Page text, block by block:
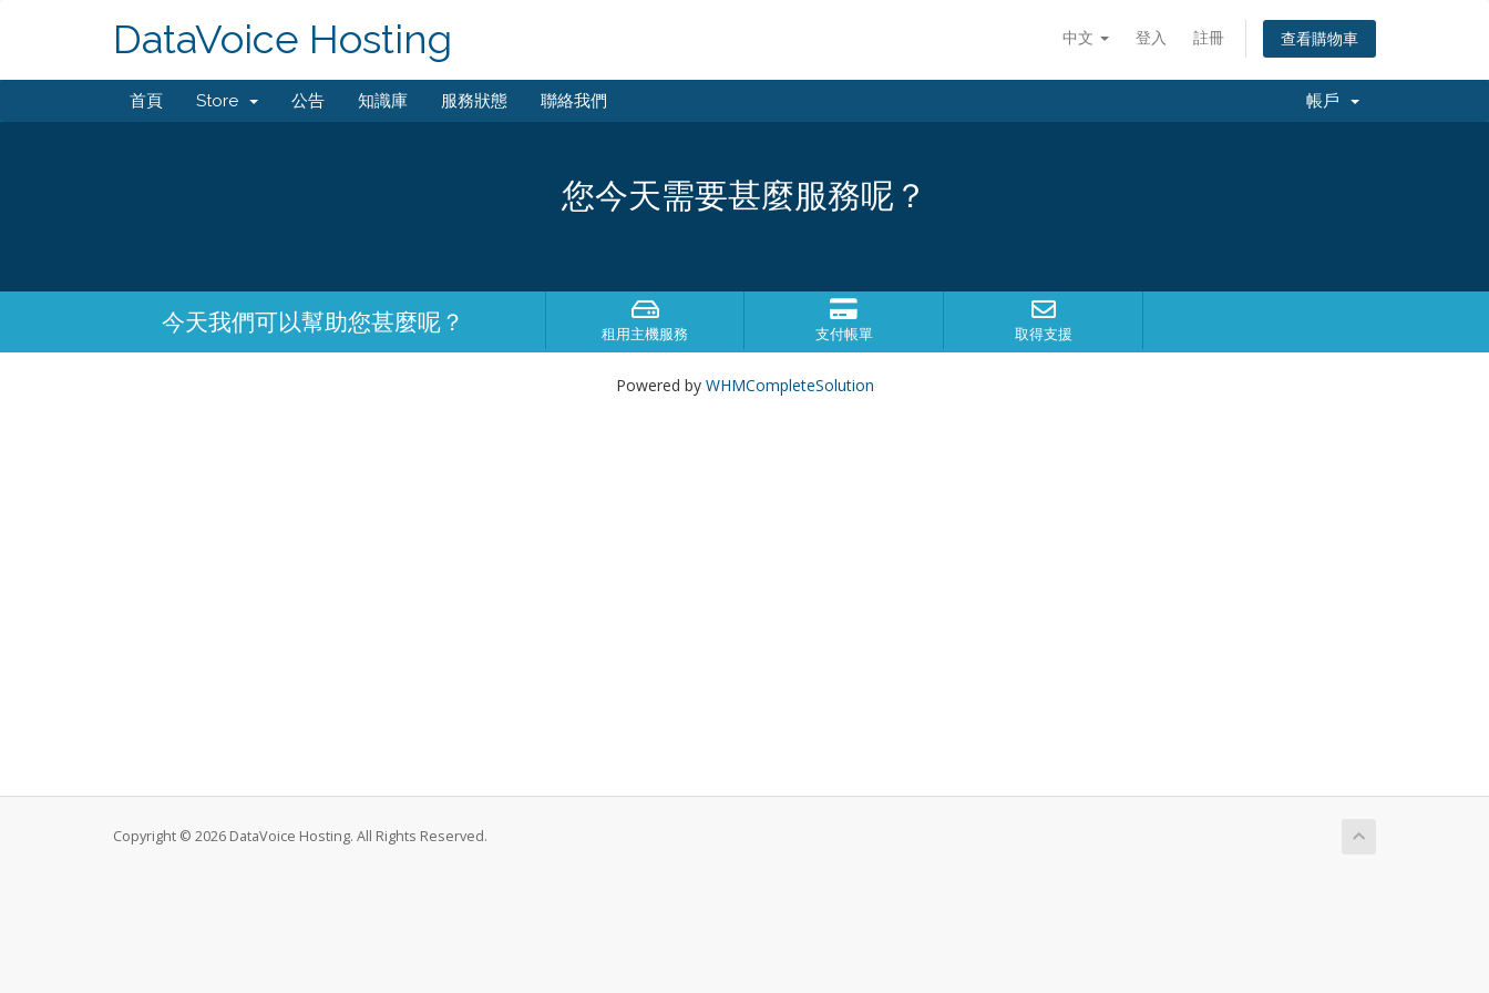
中文 登入 註冊 查看購物車
DataVoice Hosting
首頁 Store 公告 知識庫 服務狀態 聯絡我們 帳戶
您今天需要甚麼服務呢？
今天我們可以幫助您甚麼呢？ 租用主機服務 支付帳單 取得支援
Powered by WHMCompleteSolution
Copyright © 2026 DataVoice Hosting. All Rights Reserved.